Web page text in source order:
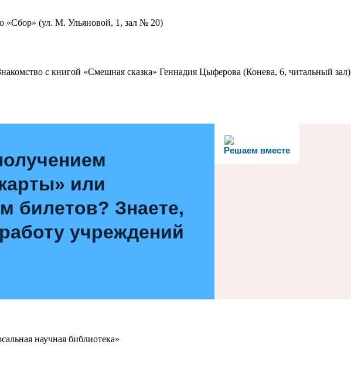
«Сбор» (ул. М. Ульяновой, 1, зал № 20)
с книгой «Смешная сказка» Геннадия Цыферова (Конева, 6, читальный зал)
Решаем вместе
или
билетов? Знаете,
учреждений
научная библиотека»